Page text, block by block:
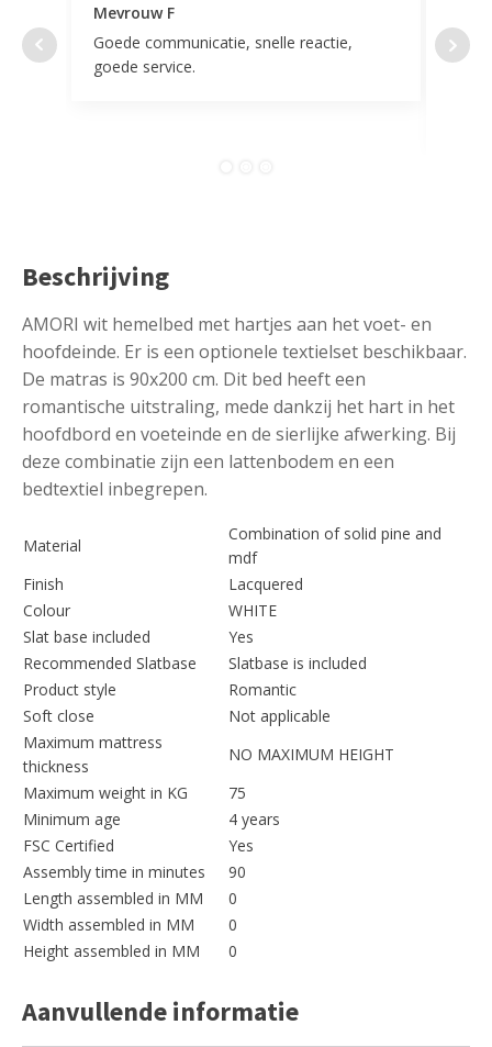
Mevrouw F
Goede communicatie, snelle reactie,
goede service.
door
Beschrijving
AMORI wit hemelbed met hartjes aan het voet- en
hoofdeinde. Er is een optionele textielset beschikbaar.
De matras is 90x200 cm. Dit bed heeft een
romantische uitstraling, mede dankzij het hart in het
hoofdbord en voeteinde en de sierlijke afwerking. Bij
deze combinatie zijn een lattenbodem en een
bedtextiel inbegrepen.
Material
Combination of solid pine and
mdf
Finish
Lacquered
Colour
WHITE
Slat base included
Yes
Recommended Slatbase
Slatbase is included
Product style
Romantic
Soft close
Not applicable
Maximum mattress
thickness
NO MAXIMUM HEIGHT
Maximum weight in KG
75
Minimum age
4 years
FSC Certified
Yes
Assembly time in minutes
90
Length assembled in MM
0
Width assembled in MM
0
Height assembled in MM
0
Aanvullende informatie